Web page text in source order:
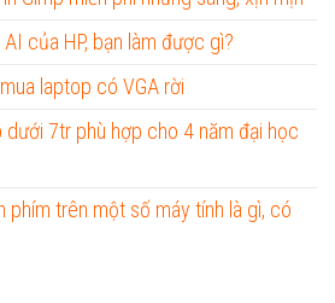
của HP, bạn làm được gì?
laptop có VGA rời
7tr phù hợp cho 4 năm đại học
phím trên một số máy tính là gì, có